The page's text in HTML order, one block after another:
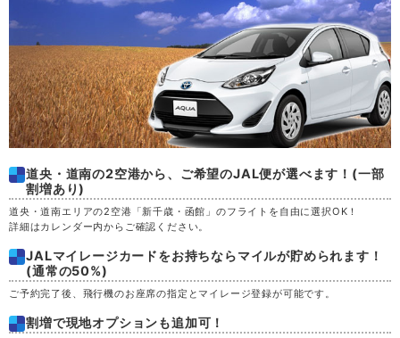
水 26
木 27
金
土 29
月 31
道央・道南の2空港から、ご希望のJAL便が選べます！(一部
割増あり)
道央・道南エリアの2空港「新千歳・函館」のフライトを自由に選択OK！
詳細はカレンダー内からご確認ください。
JALマイレージカードをお持ちならマイルが貯められます！
(通常の50%)
ご予約完了後、飛行機のお座席の指定とマイレージ登録が可能です。
割増で現地オプションも追加可！